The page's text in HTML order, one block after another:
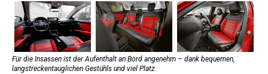
Für die Insassen ist der Aufenthalt an Bord angenehm – dank bequemen,
langstreckentauglichen Gestühls und viel Platz.